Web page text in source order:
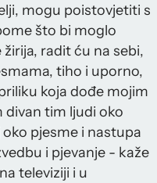
mogu poistovjetiti s
što bi moglo
radit ću na sebi,
tiho i uporno,
koja dođe mojim
divan tim ljudi oko
pjesme i nastupa
i pjevanje - kaže
televiziji i u